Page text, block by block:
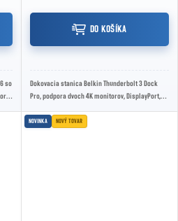
so
DO KOŠÍKA
Dokovacia stanica Belkin Thunderbolt 3 Dock
Pro, podpora dvoch 4K monitorov, DisplayPort,
NOVINKA NOVÝ TOVAR